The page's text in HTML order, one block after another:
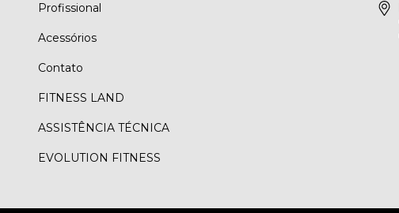
Profissional
Acessórios
Contato
FITNESS LAND
ASSISTÊNCIA TÉCNICA
EVOLUTION FITNESS